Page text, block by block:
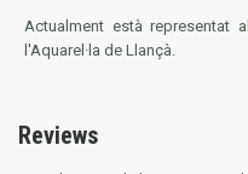
Actualment està representat
l'Aquarel·la de Llançà.
Reviews